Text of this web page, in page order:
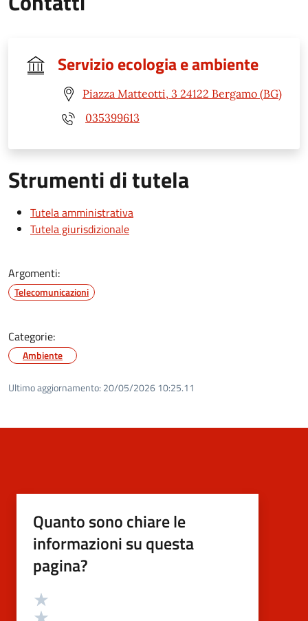
Servizio ecologia e ambiente
Piazza Matteotti, 3 24122 Bergamo (BG)
035399613
Strumenti di tutela
Tutela amministrativa
Tutela giurisdizionale
Argomenti:
Telecomunicazioni
Categorie:
Ambiente
Ultimo aggiornamento: 20/05/2026 10:25.11
Quanto sono chiare le
informazioni su questa
pagina?
Valutazione